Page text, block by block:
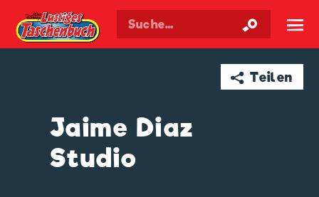
Walt Disneys Taschenbuch ☰
➦ Teilen
Jaime Diaz
Studio